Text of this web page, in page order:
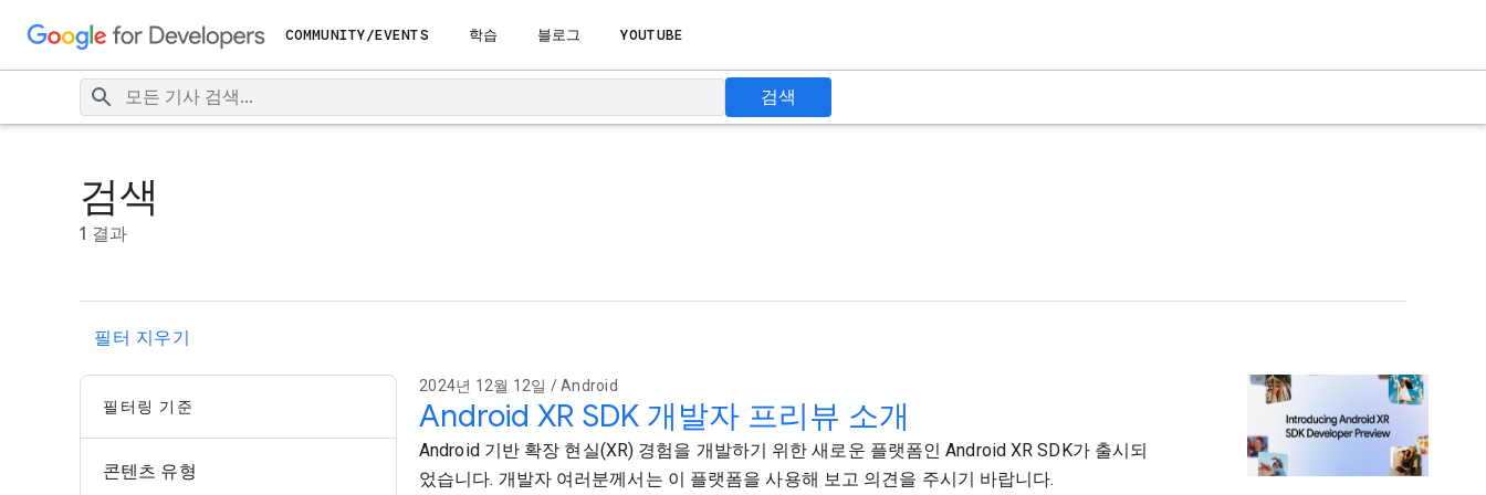
COMMUNITY/EVENTS 학습 블로그 YOUTUBE
검색
검색
1 결과
필터 지우기
필터링 기준
콘텐츠 유형
2024년 12월 12일 / Android
Android XR SDK 개발자 프리뷰 소개
Android 기반 확장 현실(XR) 경험을 개발하기 위한 새로운 플랫폼인 Android XR SDK가 출시되
었습니다. 개발자 여러분께서는 이 플랫폼을 사용해 보고 의견을 주시기 바랍니다.